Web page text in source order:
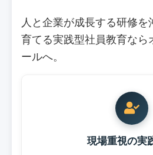
人と企業が成長する研修を
育てる実践型社員教育なら
ールへ。
現場重視の実